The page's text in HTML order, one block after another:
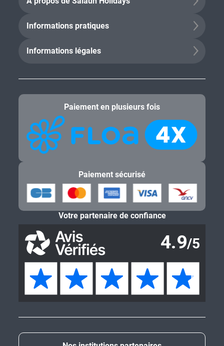
Je m'inscris
À propos de Salaün Holidays
Informations pratiques
Informations légales
Paiement en plusieurs fois